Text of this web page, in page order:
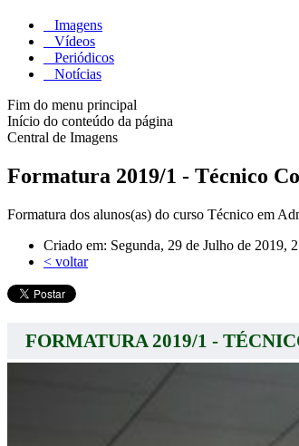
Imagens
Vídeos
Periódicos
Notícias
Fim do menu principal
Início do conteúdo da página
Central de Imagens
Formatura 2019/1 - Técnico
Formatura dos alunos(as) do curso Técnico em
Criado em: Segunda, 29 de Julho de 2019,
< voltar
FORMATURA 2019/1 -